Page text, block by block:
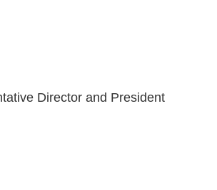
Director and President